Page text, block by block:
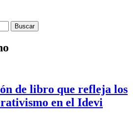
de libro que refleja los
en el Idevi